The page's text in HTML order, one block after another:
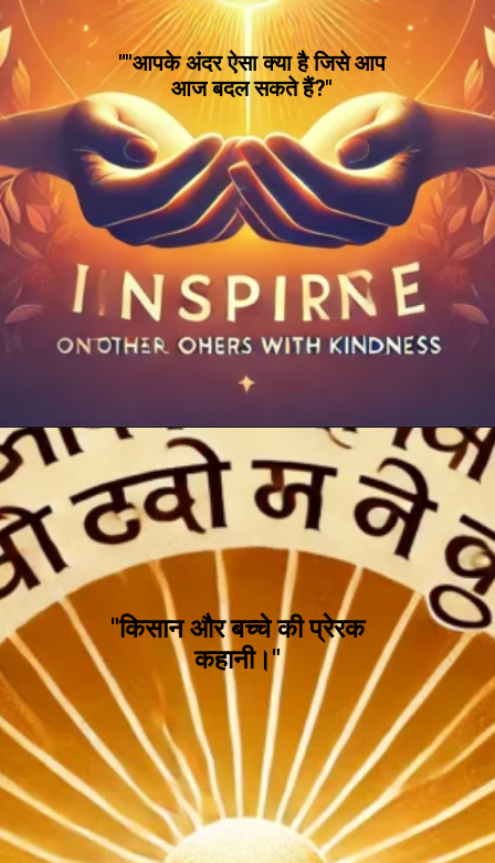
""आपके अंदर ऐसा क्या है जिसे आप
आज बदल सकते हैं?"
"किसान और बच्चे की प्रेरक
कहानी।"